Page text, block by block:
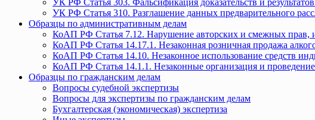
УК РФ Статья 303. Фальсификация доказательств и
УК РФ Статья 310. Разглашение данных предварительного
Образцы по административным делам
КоАП РФ Статья 7.12. Нарушение авторских и смежных прав,
КоАП РФ Статья 14.17.1. Незаконная розничная продажа
КоАП РФ Статья 14.10. Незаконное использование средств
КоАП РФ Статья 14.1.1. Незаконные организация и
Образцы по гражданским делам
Вопросы судебной экспертизы
Вопросы для экспертизы по гражданским делам
Бухгалтерская (экономическая) экспертиза